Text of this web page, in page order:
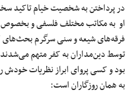
در پرداختن به شخصیت خیام تاکید
او به مکاتب مختلف فلسفی و بخصوص
فرقه‌های شیعه و سنی سرگرم بحث‌های
توسط دین‌مداران به کفر متهم
بود و کسی پروای ابراز نظریات خودش
به همان روزگاران است: